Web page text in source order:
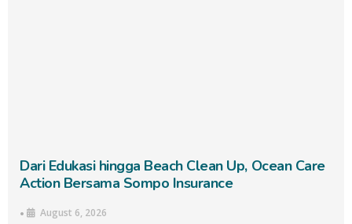
Dari Edukasi hingga Beach Clean Up, Ocean Care
Action Bersama Sompo Insurance
• August 6, 2026